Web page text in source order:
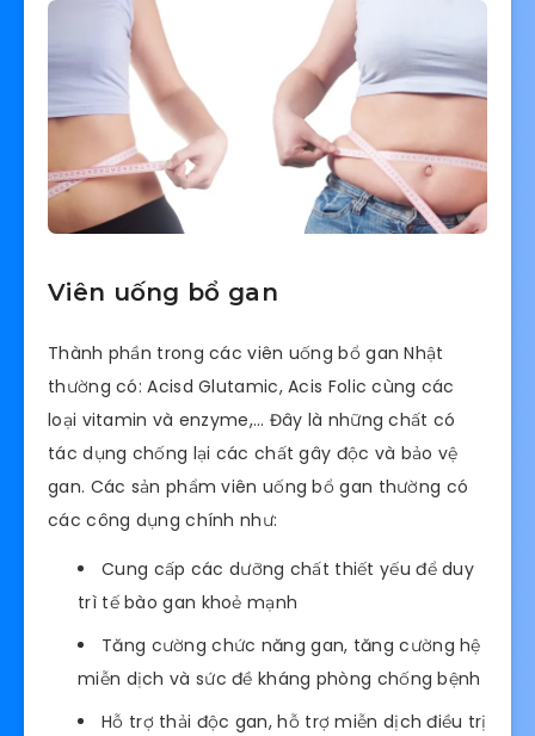
Viên uống bổ gan
Thành phần trong các viên uống bổ gan Nhật
thường có: Acisd Glutamic, Acis Folic cùng các
loại vitamin và enzyme,… Đây là những chất có
tác dụng chống lại các chất gây độc và bảo vệ
gan. Các sản phẩm viên uống bổ gan thường có
các công dụng chính như:
Cung cấp các dưỡng chất thiết yếu để duy
trì tế bào gan khoẻ mạnh
Tăng cường chức năng gan, tăng cường hệ
miễn dịch và sức đề kháng phòng chống bệnh
Hỗ trợ thải độc gan, hỗ trợ miễn dịch điều trị